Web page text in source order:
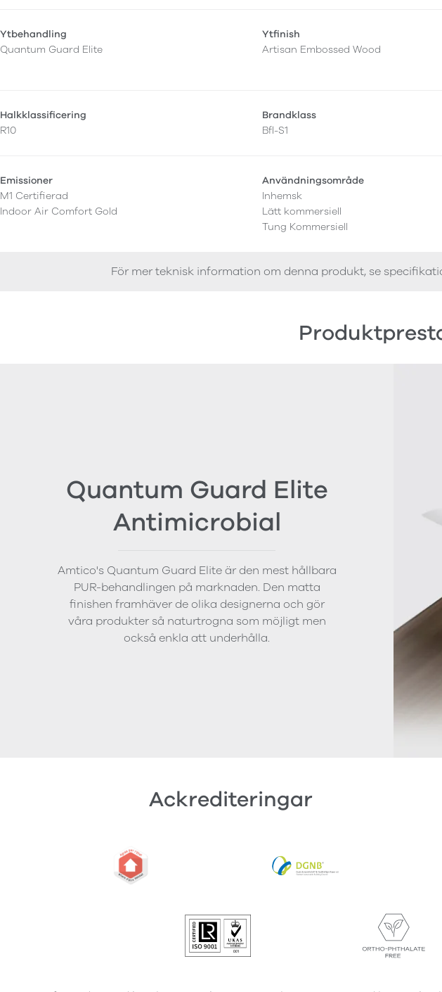
Ytbehandling
Quantum Guard Elite
Ytfinish
Artisan Embossed Wood
Halkklassificering
R10
Brandklass
Bfl-S1
Emissioner
M1 Certifierad
Indoor Air Comfort Gold
Användningsområde
Inhemsk
Lätt kommersiell
Tung Kommersiell
För mer teknisk information om denna produkt, se
Quantum Guard Elite
Antimicrobial
Amtico's Quantum Guard Elite är den mest hållbara
PUR-behandlingen på marknaden. Den matta
finishen framhäver de olika designerna och gör
våra produkter så naturtrogna som möjligt men
också enkla att underhålla.
Ackrediteringar